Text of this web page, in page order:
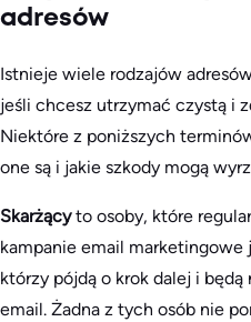
adresów
Istnieje wiele rodzajów
jeśli chcesz utrzymać czystą i
Niektóre z poniższych
one są i jakie szkody mogą
Skarżącyto osoby, które
kampanie email marketingowe
którzy pójdą o krok dalej i
email. Żadna z tych osób nie